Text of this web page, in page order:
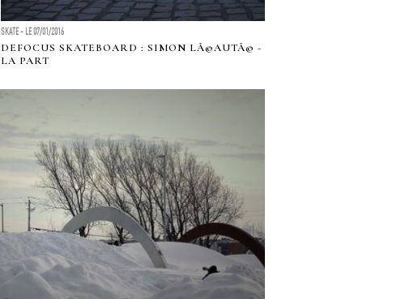
SKATE - LE 07/01/2016
DEFOCUS SKATEBOARD : SIMON LÃ©AUTÃ© -
LA PART